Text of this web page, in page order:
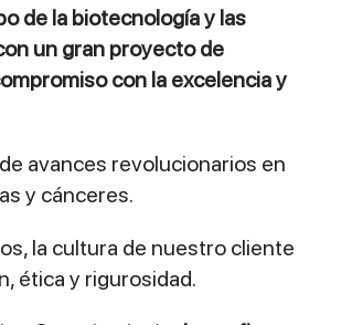
de la biotecnología y las
un gran proyecto de
con la excelencia y
avances revolucionarios en
y cánceres.
la cultura de nuestro cliente
ética y rigurosidad.